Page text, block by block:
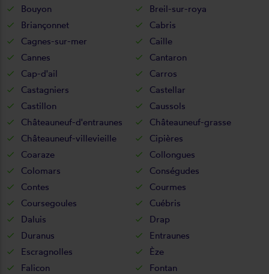
Bouyon
Breil-sur-roya
Briançonnet
Cabris
Cagnes-sur-mer
Caille
Cannes
Cantaron
Cap-d'ail
Carros
Castagniers
Castellar
Castillon
Caussols
Châteauneuf-d'entraunes
Châteauneuf-grasse
Châteauneuf-villevieille
Cipières
Coaraze
Collongues
Colomars
Conségudes
Contes
Courmes
Coursegoules
Cuébris
Daluis
Drap
Duranus
Entraunes
Escragnolles
Èze
Falicon
Fontan